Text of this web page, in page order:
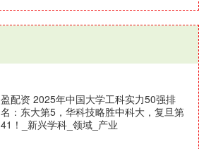
盈配资 2025年中国大学工科实力50强排
名：东大第5，华科技略胜中科大，复旦第
41！_新兴学科_领域_产业